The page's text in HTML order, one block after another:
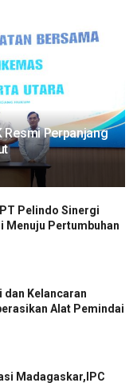
Resmi Perpanjang
Pelindo Sinergi
Menuju Pertumbuhan
Kelancaran
Alat Pemindai
Madagaskar,IPC